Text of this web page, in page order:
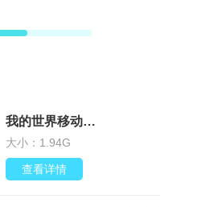
我的世界移动版v3.9.5.297103 最新版
大小：1.94G
查看详情